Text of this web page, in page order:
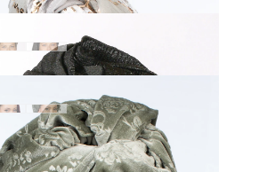
צעיף חברון
₪